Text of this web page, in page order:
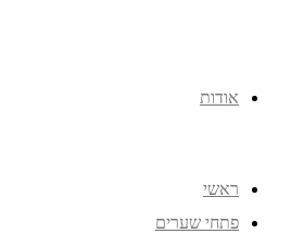
אודות
ראשי
פתחי שערים